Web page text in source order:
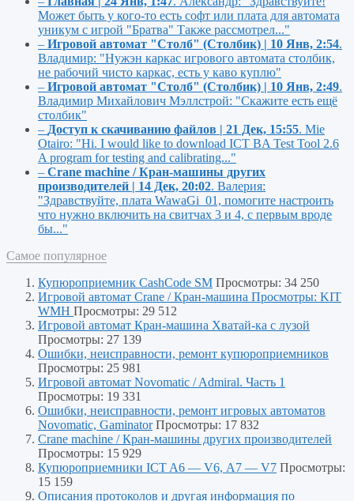
Может быть у кого-то есть софт или плата для автомата
уникум с игрой "Братва" Также рассмотрел..."
– Игровой автомат "Столб" (Столбик) | 10 Янв, 2:54.
Владимир: "Нужэн каркас игрового автомата столбик,
не рабочий чисто каркас, есть у каво куплю"
– Игровой автомат "Столб" (Столбик) | 10 Янв, 2:49.
Владимир Михайлович Мэллстрой: "Скажите есть ещё
столбик"
– Доступ к скачиванию файлов | 21 Дек, 15:55. Mie
Otairo: "Hi. I would like to download ICT BA Test Tool 2.6
A program for testing and calibrating..."
– Crane machine / Кран-машины других
производителей | 14 Дек, 20:02. Валерия:
"Здравствуйте, плата WawaGi_01, помогите настроить
что нужно включить на свитчах 3 и 4, с первым вроде
бы..."
Самое популярное
Купюроприемник CashCode SM Просмотры: 34 250
Игровой автомат Crane / Кран-машина Просмотры: KIT
WMH Просмотры: 29 512
Игровой автомат Кран-машина Хватай-ка с лузой
Просмотры: 27 139
Ошибки, неисправности, ремонт купюроприемников
Просмотры: 25 981
Игровой автомат Novomatic / Admiral. Часть 1
Просмотры: 19 331
Ошибки, неисправности, ремонт игровых автоматов
Novomatic, Gaminator Просмотры: 17 832
Crane machine / Кран-машины других производителей
Просмотры: 15 929
Купюроприемники ICT A6 — V6, А7 — V7 Просмотры:
15 159
Описания протоколов и другая информация по